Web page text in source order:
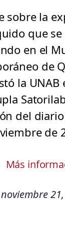
sobre la
que se
en el
de
la
del diario
de
Más
noviembre